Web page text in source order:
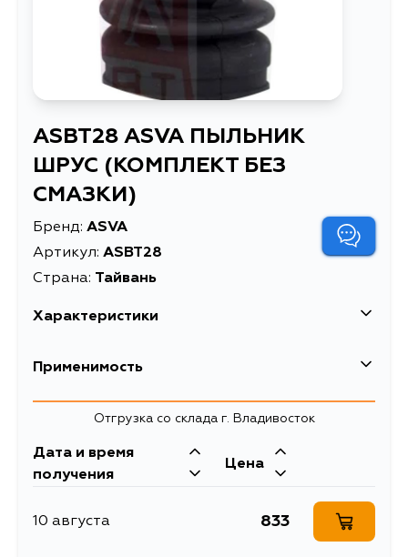
ASBT28 ASVA ПЫЛЬНИК
ШРУС (КОМПЛЕКТ БЕЗ
СМАЗКИ)
Бренд: ASVA
Артикул: ASBT28
Страна: Тайвань
Характеристики
Масса, кг 0.15
Описание
Применимость
Subaru
Кузов Двигатель
BE5, BE9, BH5, BH9, BHE, GD5,
GD2, GDB, SF5, SF9
EJ251, EJ201,
EJ254, EJ204,
EJ202, EJ207,
EJ205, EJ161, EJ152
Отгрузка со склада г. Владивосток
Дата и время
получения
Цена
10 августа 833